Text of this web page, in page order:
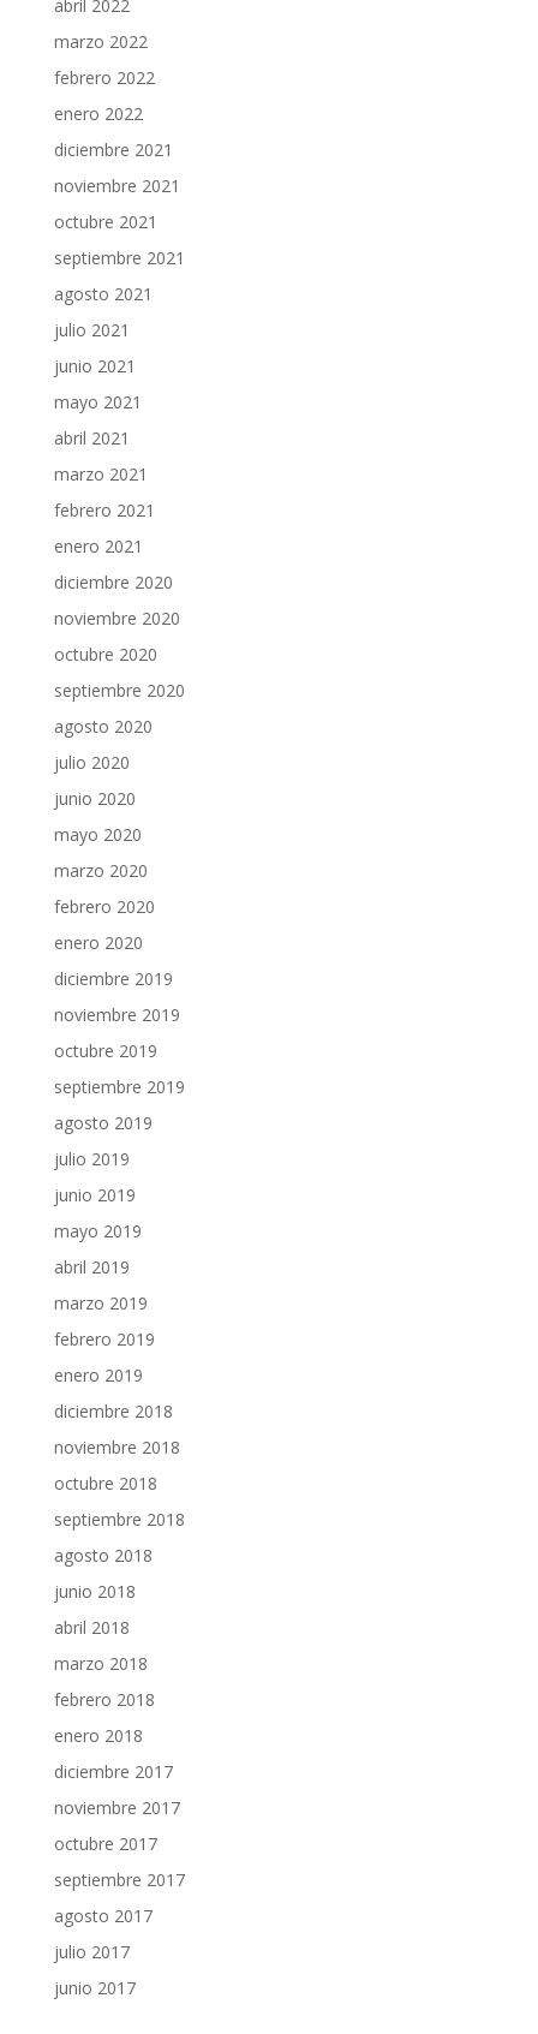
abril 2022
marzo 2022
febrero 2022
enero 2022
diciembre 2021
noviembre 2021
octubre 2021
septiembre 2021
agosto 2021
julio 2021
junio 2021
mayo 2021
abril 2021
marzo 2021
febrero 2021
enero 2021
diciembre 2020
noviembre 2020
octubre 2020
septiembre 2020
agosto 2020
julio 2020
junio 2020
mayo 2020
marzo 2020
febrero 2020
enero 2020
diciembre 2019
noviembre 2019
octubre 2019
septiembre 2019
agosto 2019
julio 2019
junio 2019
mayo 2019
abril 2019
marzo 2019
febrero 2019
enero 2019
diciembre 2018
noviembre 2018
octubre 2018
septiembre 2018
agosto 2018
junio 2018
abril 2018
marzo 2018
febrero 2018
enero 2018
diciembre 2017
noviembre 2017
octubre 2017
septiembre 2017
agosto 2017
julio 2017
junio 2017